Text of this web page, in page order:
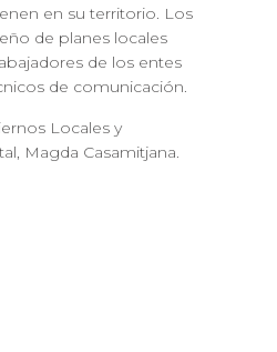
en su territorio. Los
de planes locales
de los entes
de comunicación.
Locales y
Magda Casamitjana.